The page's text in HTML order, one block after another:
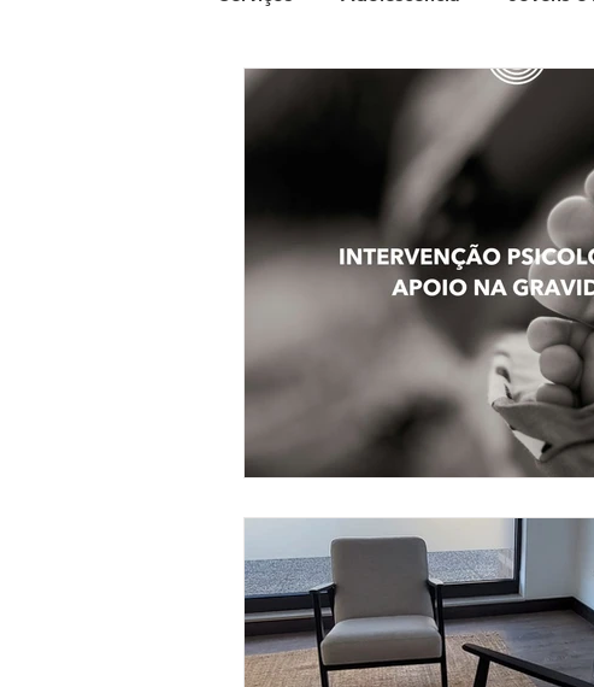
Grávidez e Primeira Infância
Autoconhecimento Orientação
Gestão de Carreira Ansiedade
Consulta Psicológica de Jovens e
Identidade Eneagrama
Emoções Relações